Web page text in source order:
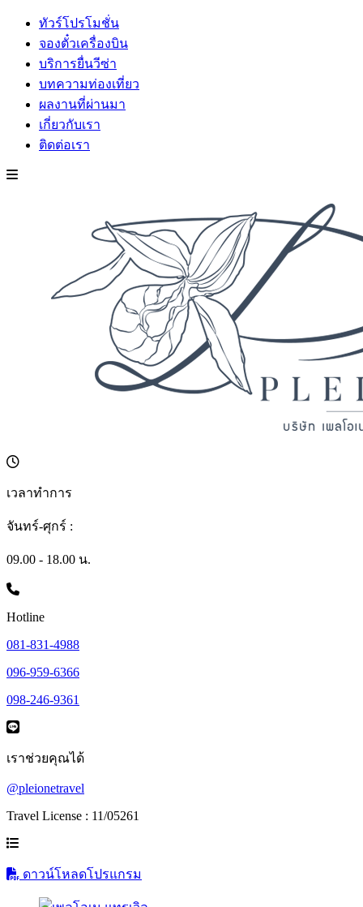
ทัวร์โปรโมชั่น
จองตั๋วเครื่องบิน
บริการยื่นวีซ่า
บทความท่องเที่ยว
ผลงานที่ผ่านมา
เกี่ยวกับเรา
ติดต่อเรา
เวลาทำการ
จันทร์-ศุกร์ :
09.00 - 18.00 น.
Hotline
081-831-4988
096-959-6366
098-246-9361
เราช่วยคุณได้
@pleionetravel
Travel License : 11/05261
ดาวน์โหลดโปรแกรม